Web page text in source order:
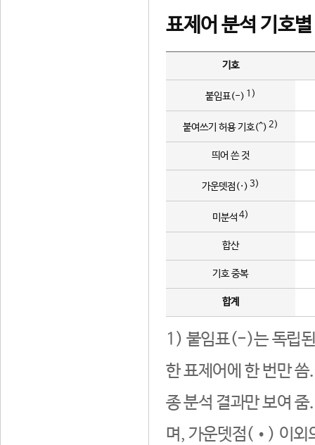
표제어 분석 기호
기호
붙임표(-) 1)
붙여쓰기 허용 기호(^) 2)
띄어 쓴 것
가운뎃점(·) 3)
미분석 4)
합산
기호 중복
합계
1) 붙임표(-)는 독립된
한 표제어에 한 번만
종 분석 결과만 보여
며, 가운뎃점(•) 이외